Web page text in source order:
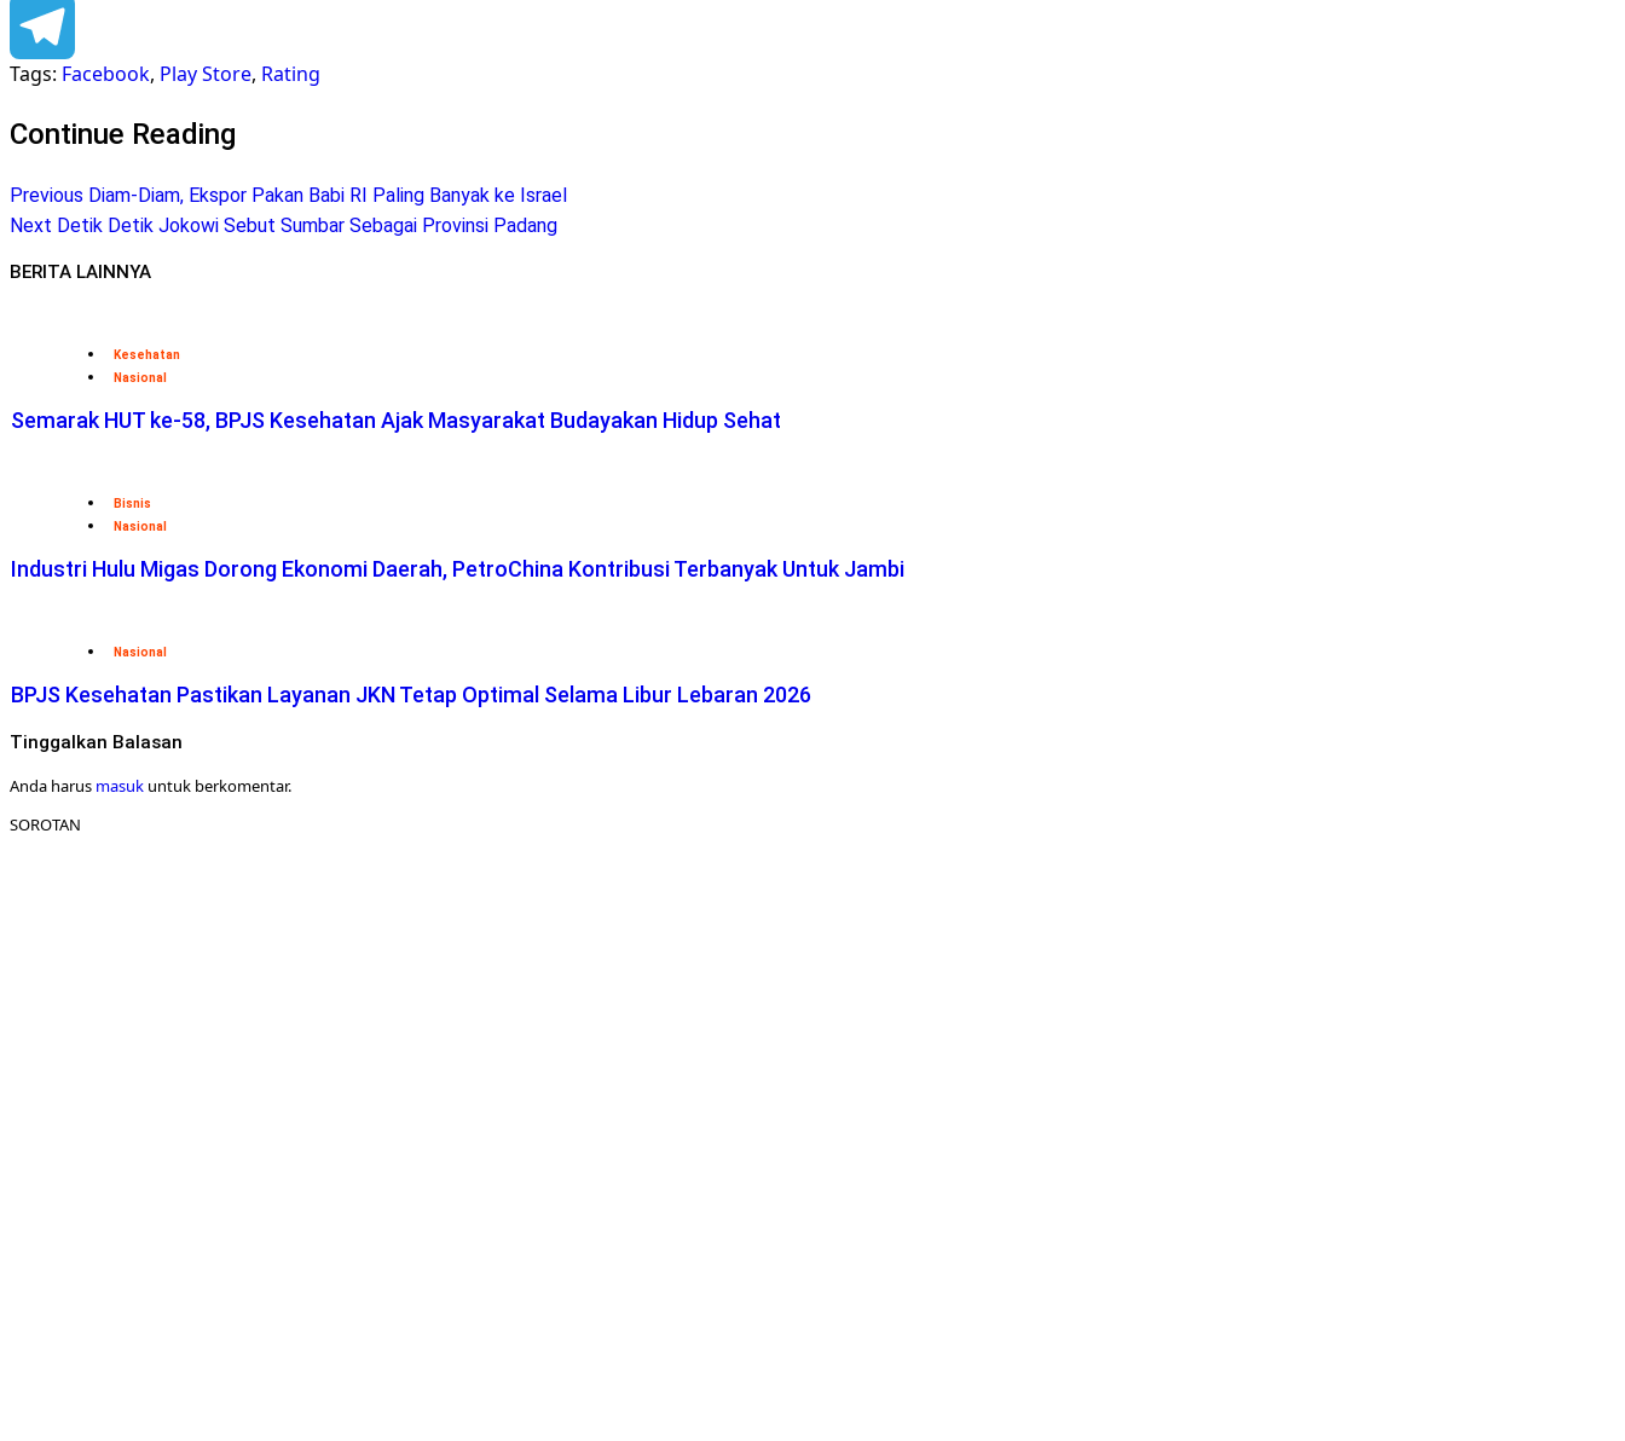
Facebook
Telegram
Tags: Facebook, Play Store, Rating
Continue Reading
Previous Diam-Diam, Ekspor Pakan Babi RI Paling Banyak ke Israel
Next Detik Detik Jokowi Sebut Sumbar Sebagai Provinsi Padang
BERITA LAINNYA
Kesehatan
Nasional
Semarak HUT ke-58, BPJS Kesehatan Ajak Masyarakat Budayakan Hidup Sehat
Bisnis
Nasional
Industri Hulu Migas Dorong Ekonomi Daerah, PetroChina Kontribusi Terbanyak Untuk Jambi
Nasional
BPJS Kesehatan Pastikan Layanan JKN Tetap Optimal Selama Libur Lebaran 2026
Tinggalkan Balasan
Anda harus masuk untuk berkomentar.
SOROTAN